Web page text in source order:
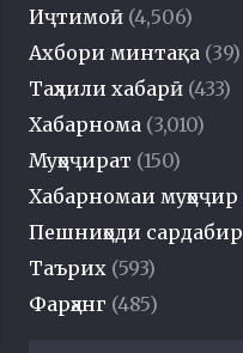
Иҷтимоӣ (4,506)
Ахбори минтақа (39)
Таҳлили хабарӣ (433)
Хабарнома (3,010)
Муҳоҷират (150)
Хабарномаи муҳоҷир
Пешниҳоди сардабир
Таърих (593)
Фарҳанг (485)